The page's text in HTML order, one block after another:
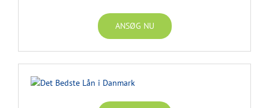
ANSØG NU